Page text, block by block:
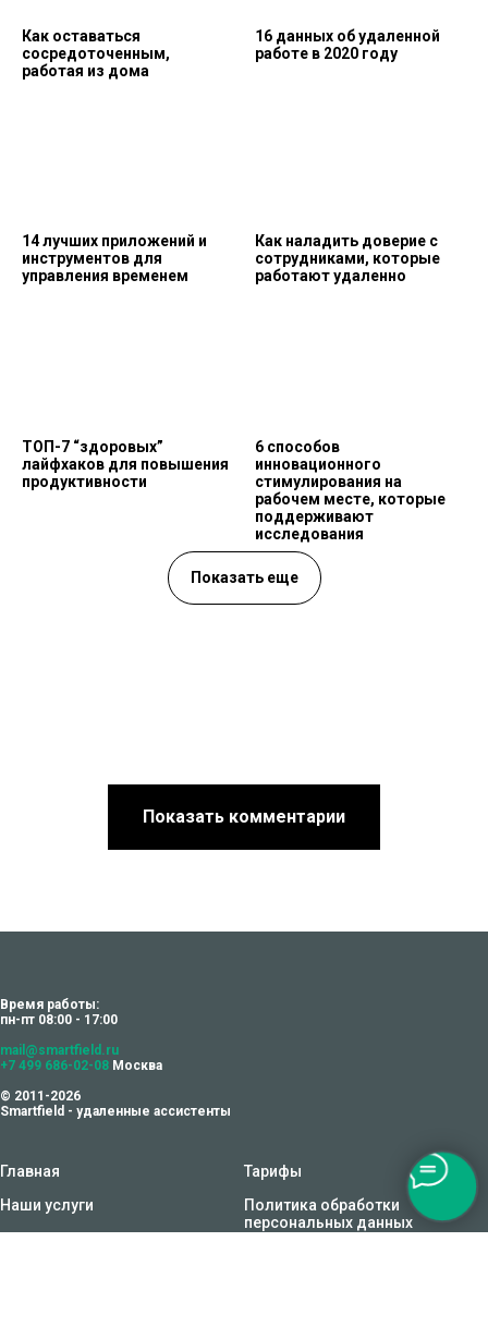
Как оставаться
сосредоточенным,
работая из дома
16 данных об удаленной
работе в 2020 году
14 лучших приложений и
инструментов для
управления временем
Как наладить доверие с
сотрудниками, которые
работают удаленно
ТОП-7 “здоровых”
лайфхаков для повышения
продуктивности
6 способов
инновационного
стимулирования на
рабочем месте, которые
поддерживают
исследования
Показать еще
Показать комментарии
Время работы:
пн-пт 08:00 - 17:00
mail@smartfield.ru
+7 499 686-02-08 Москва
© 2011-2026
Smartfield - удаленные ассистенты
Главная
Наши услуги
Тарифы
Политика обработки
персональных данных